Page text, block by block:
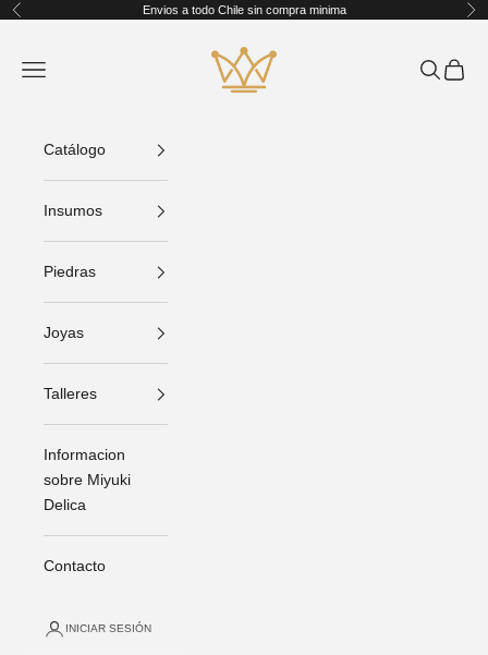
Ir al contenido
Anterior Envios a todo Chile sin compra minima
King Crafts
Abrir menú de navegación
AbrirAbrir
Catálogo
Insumos
Piedras
Joyas
Talleres
Informacion
sobre Miyuki
Delica
Contacto
INICIAR SESIÓN